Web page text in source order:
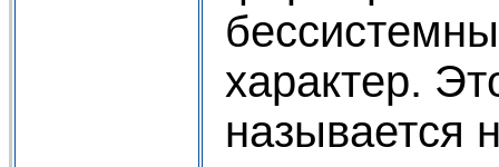
характер.
называется